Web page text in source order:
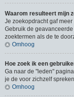
Waarom resulteert mijn
Je zoekopdracht gaf
Gebruik de
zoektermen als de te
Omhoog
Hoe zoek ik een
Ga naar de "leden"
je de voor zichzelf
Omhoog